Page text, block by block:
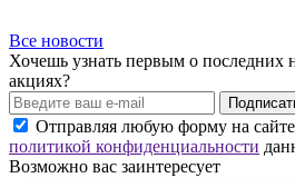
Все новости
Хочешь узнать первым о последних
акциях?
Отправляя любую форму на
политикой конфиденциальности
Возможно вас заинтересует